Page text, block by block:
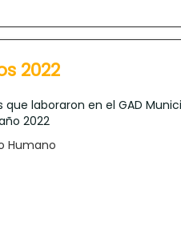
2022
laboraron en el GAD
2022
Humano